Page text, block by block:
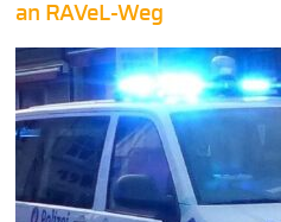
an RAVeL-Weg